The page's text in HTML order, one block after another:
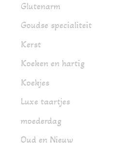
Glutenarm
Goudse specialiteit
Kerst
Koeken en hartig
Koekjes
Luxe taartjes
moederdag
Oud en Nieuw